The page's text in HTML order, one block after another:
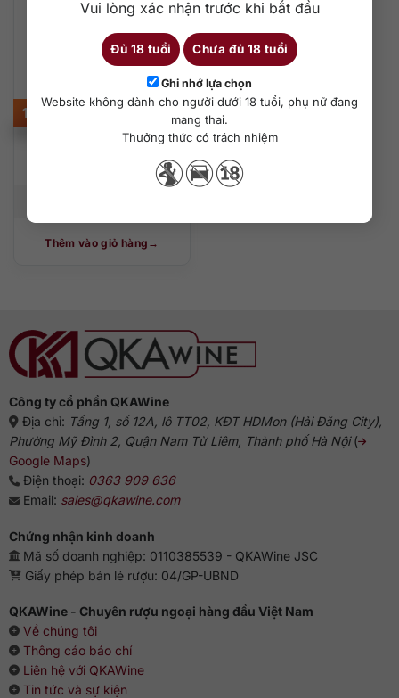
Vui lòng xác nhận trước khi bắt đầu
Đủ 18 tuổi Chưa đủ 18 tuổi
Ghi nhớ lựa chọn
Website không dành cho người dưới 18 tuổi, phụ nữ đang
mang thai.
Thưởng thức có trách nhiệm
1.990.000
Thêm vào giỏ hàng
Công ty cổ phần QKAWine
Địa chỉ: Tầng 1, số 12A, lô TT02, KĐT HDMon (Hải Đăng City),
Phường Mỹ Đình 2, Quận Nam Từ Liêm, Thành phố Hà Nội(
Google Maps)
Điện thoại: 0363 909 636
Email: sales@qkawine.com
Chứng nhận kinh doanh
Mã số doanh nghiệp: 0110385539 - QKAWine JSC
Giấy phép bán lẻ rượu: 04/GP-UBND
QKAWine - Chuyên rượu ngoại hàng đầu Việt Nam
Về chúng tôi
Thông cáo báo chí
Liên hệ với QKAWine
Tin tức và sự kiện